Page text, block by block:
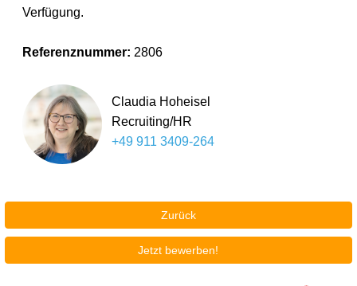
Verfügung.
Referenznummer: 2806
Claudia Hoheisel
Recruiting/HR
+49 911 3409-264
Zurück
Jetzt bewerben!